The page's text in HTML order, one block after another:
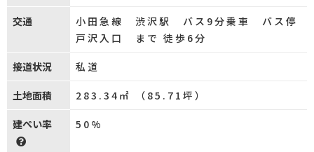
交通
小田急線 渋沢駅 バス9分乗車 バス停
戸沢入口 まで 徒歩6分
接道状況 私道
土地面積 283.34㎡ （85.71坪）
建ぺい率 50%